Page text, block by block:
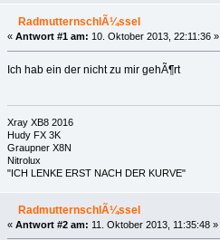
RadmutternschlÃ¼ssel
« Antwort #1 am: 10. Oktober 2013, 22:11:36 »
Ich hab ein der nicht zu mir gehÃ¶rt
Xray XB8 2016
Hudy FX 3K
Graupner X8N
Nitrolux
"ICH LENKE ERST NACH DER KURVE"
RadmutternschlÃ¼ssel
« Antwort #2 am: 11. Oktober 2013, 11:35:48 »